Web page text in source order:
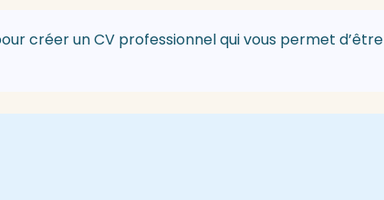
créer un CV professionnel qui vous permet d’être